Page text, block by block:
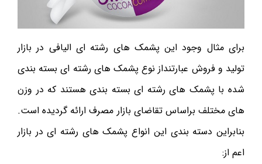
برای مثال وجود این پشمک های رشته ای الیافی در بازار
تولید و فروش عبارتنداز نوع پشمک های رشته ای بسته بندی
شده با پشمک های رشته ای بسته بندی هستند که در وزن
های مختلف براساس تقاضای بازار مصرف ارائه گردیده است.
بنابراین دسته بندی این انواع پشمک های رشته ای در بازار
اعم از: